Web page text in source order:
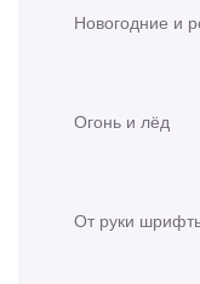
Новогодние и
Огонь и лёд
От руки